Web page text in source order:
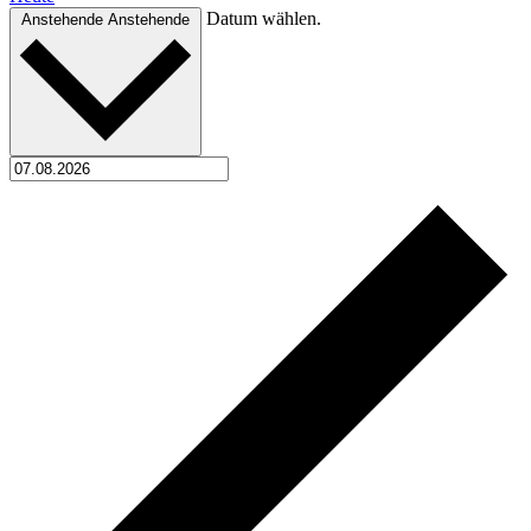
Anstehende Anstehende Datum wählen.